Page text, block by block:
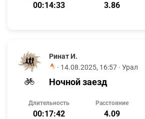
00:14:33 3.86
Ринат И.
· 14.08.2025, 16:57 · Урал
Ночной заезд
Длительность
00:17:42
Расстояние
4.09